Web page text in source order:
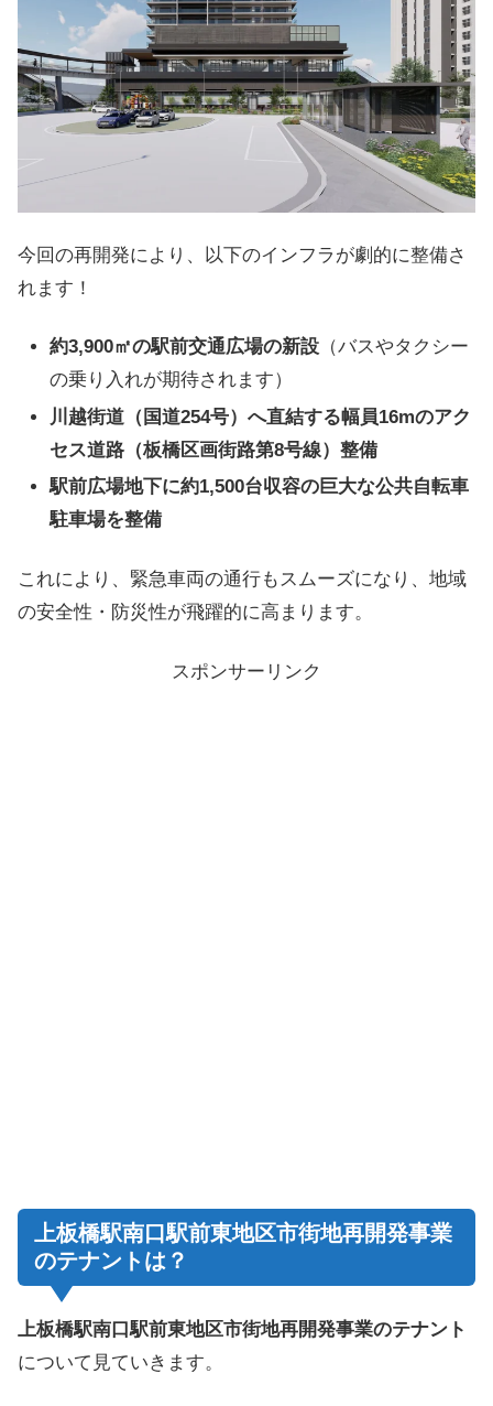
今回の再開発により、以下のインフラが劇的に整備さ
れます！
約3,900㎡の駅前交通広場の新設 （バスやタクシー
の乗り入れが期待されます）
川越街道（国道254号）へ直結する幅員16mのアク
セス道路（板橋区画街路第8号線）整備
駅前広場地下に約1,500台収容の巨大な公共自転車
駐車場を整備
これにより、緊急車両の通行もスムーズになり、地域
の安全性・防災性が飛躍的に高まります。
スポンサーリンク
上板橋駅南口駅前東地区市街地再開発事業
のテナントは？
上板橋駅南口駅前東地区市街地再開発事業のテナント
について見ていきます。